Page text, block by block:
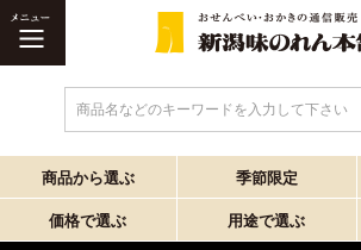
商品名などのキーワードを入力して下さい
商品から選ぶ 季節限定
価格で選ぶ 用途で選ぶ